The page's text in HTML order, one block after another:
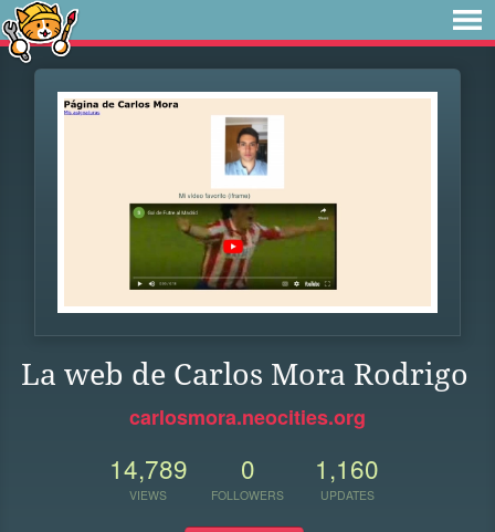
La web de Carlos Mora Rodrigo
carlosmora.neocities.org
14,789
VIEWS
0
FOLLOWERS
1,160
UPDATES